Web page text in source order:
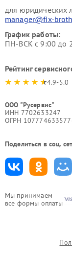
Мы принимаем
все формы оплаты
для юридических
manager@fix-
График работы:
ПН-ВСК с 9:00 до
Рейтинг
4.9-5.0
ООО "Русервис"
ИНН 7702633247
ОГРН
Поделиться в соц.